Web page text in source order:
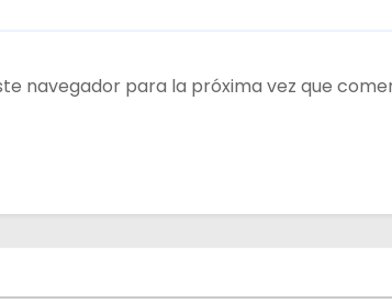
navegador para la próxima vez que